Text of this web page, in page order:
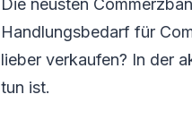
Handlungsbedarf für
lieber verkaufen? In der
tun ist.